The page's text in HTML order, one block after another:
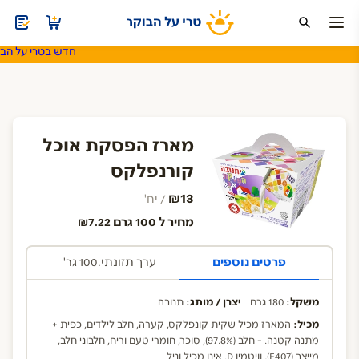
חדש בטרי על
חד פעמי משקאות ומוצרי חלב סויה ותחליפי חלב שתיה קלה
מארז הפסקת אוכל
קורנפלקס
₪13 / יח'
מחיר ל 100 גרם ₪7.22
פרטים נוספים ערך תזונתי.100 גר'
משקל: 180 גרם יצרן / מותג: תנובה
מכיל: המארז מכיל שקית קונפלקס, קערה, חלב לילדים, כפית +
מתנה קטנה. - חלב (97.8%), סוכר, חומרי טעם וריח, חלבוני חלב,